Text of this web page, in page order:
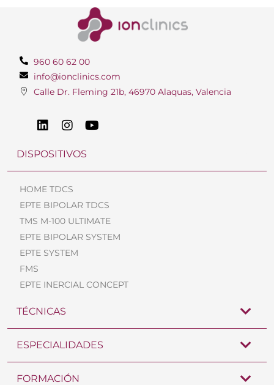
960 60 62 00
info@ionclinics.com
Calle Dr. Fleming 21b, 46970 Alaquas, Valencia
DISPOSITIVOS
HOME TDCS
EPTE BIPOLAR TDCS
TMS M-100 ULTIMATE
EPTE BIPOLAR SYSTEM
EPTE SYSTEM
FMS
EPTE INERCIAL CONCEPT
TÉCNICAS
ESPECIALIDADES
FORMACIÓN